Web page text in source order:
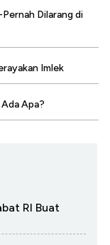
Dilarang di
Imlek
Apa?
RI Buat